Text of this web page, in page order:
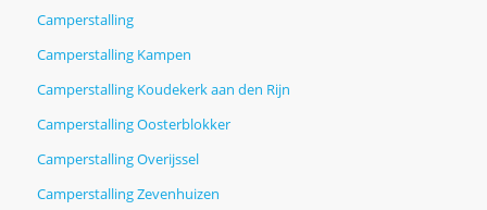
Camperstalling
Camperstalling Kampen
Camperstalling Koudekerk aan den Rijn
Camperstalling Oosterblokker
Camperstalling Overijssel
Camperstalling Zevenhuizen